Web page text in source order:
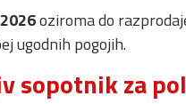
oziroma do
ugodnih pogojih.
sopotnik za